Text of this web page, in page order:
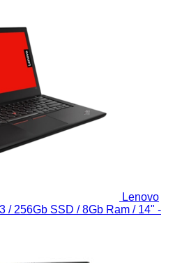
Lenovo
/ 256Gb SSD / 8Gb Ram / 14" -